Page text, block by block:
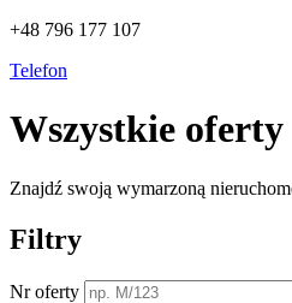
+48 796 177 107
Telefon
Wszystkie oferty
Znajdź swoją wymarzoną
Filtry
Nr oferty